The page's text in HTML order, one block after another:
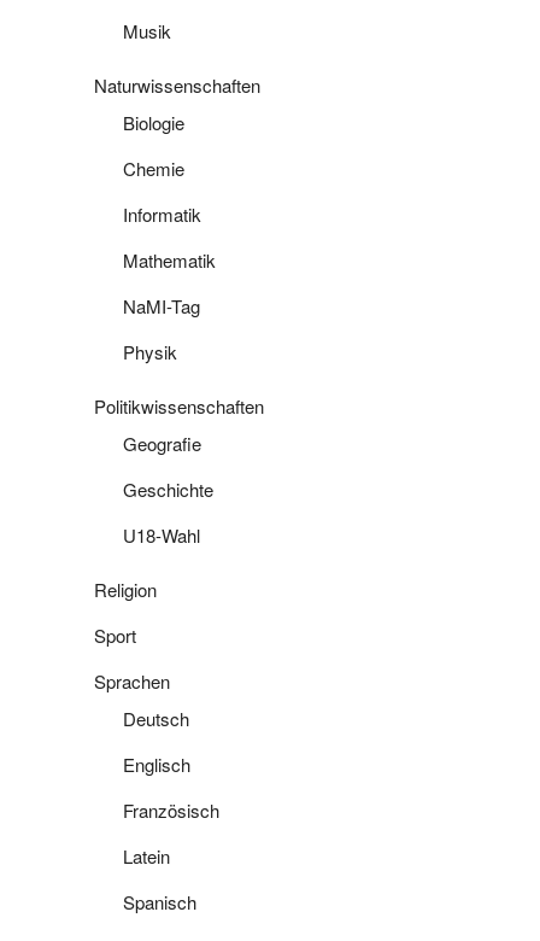
Musik
Naturwissenschaften
Biologie
Chemie
Informatik
Mathematik
NaMI-Tag
Physik
Politikwissenschaften
Geografie
Geschichte
U18-Wahl
Religion
Sport
Sprachen
Deutsch
Englisch
Französisch
Latein
Spanisch